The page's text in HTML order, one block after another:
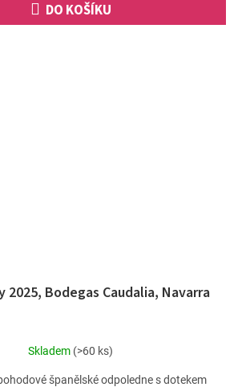
DO KOŠÍKU
2025, Bodegas Caudalia, Navarra
Skladem (>60 ks)
španělské odpoledne s dotekem